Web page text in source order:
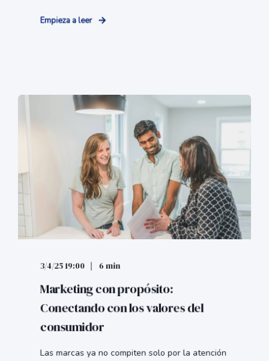
Empieza a leer
3/4/25 19:00 6 min
Marketing con propósito:
Conectando con los valores del
consumidor
Las marcas ya no compiten solo por la atención